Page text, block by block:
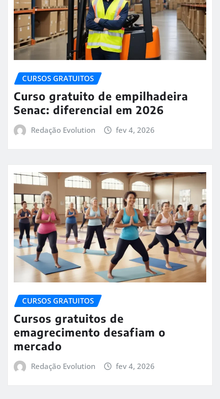
CURSOS GRATUITOS
Curso gratuito de empilhadeira
Senac: diferencial em 2026
Redação Evolution fev 4, 2026
CURSOS GRATUITOS
Cursos gratuitos de
emagrecimento desafiam o
mercado
Redação Evolution fev 4, 2026